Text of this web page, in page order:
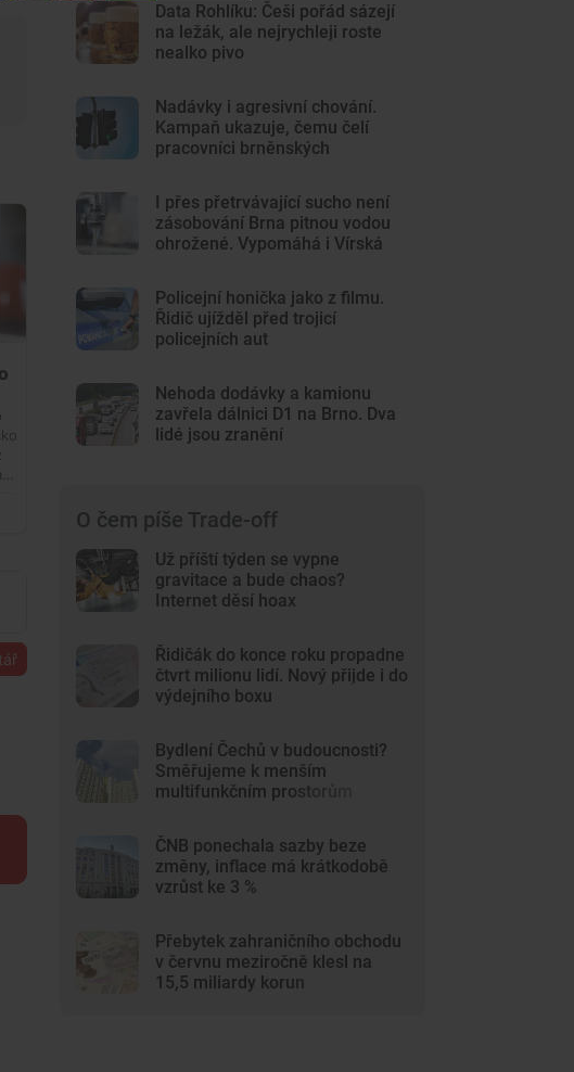
Data Rohlíku: Češi pořád sázejí
na ležák, ale nejrychleji roste
nealko pivo
Nadávky i agresivní chování.
Kampaň ukazuje, čemu čelí
pracovníci brněnských
I přes přetrvávající sucho není
zásobování Brna pitnou vodou
ohrožené. Vypomáhá i Vírská
Policejní honička jako z filmu.
Řidič ujížděl před trojicí
policejních aut
Nehoda dodávky a kamionu
zavřela dálnici D1 na Brno. Dva
lidé jsou zranění
O čem píše Trade-off
Už příští týden se vypne
gravitace a bude chaos?
Internet děsí hoax
Řidičák do konce roku propadne
čtvrt milionu lidí. Nový přijde i do
výdejního boxu
Bydlení Čechů v budoucnosti?
Směřujeme k menším
multifunkčním prostorům
ČNB ponechala sazby beze
změny, inflace má krátkodobě
vzrůst ke 3 %
Přebytek zahraničního obchodu
v červnu meziročně klesl na
15,5 miliardy korun